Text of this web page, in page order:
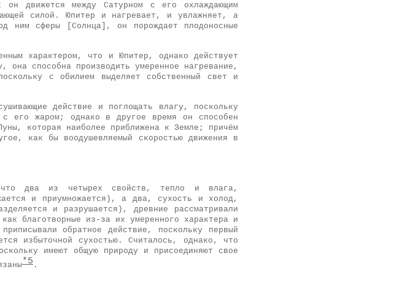
движется между Сатурном с его охлаждающим
силой.
Юпитер и нагревает, и увлажняет, а
ним сферы [Солнца], он порождает плодоносные
характером, что и Юпитер, однако действует
она способна производить умеренное нагревание,
с обилием выделяет собственный свет и
действие и поглощать влагу, поскольку
его жаром; однако в другое время он способен
которая наиболее приближена к Земле; причём
как бы воодушевляемый скоростью движения в
что два из четырех свойств, тепло и влага,
и приумножается), а два, сухость и холод,
и разрушается), древние рассматривали
благотворные из-за их умеренного характера и
обратное действие, поскольку первый
избыточной сухостью. Считалось, однако, что
имеют общую природу и присоединяют свое
*5 .